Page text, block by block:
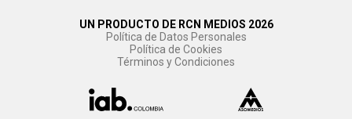
UN PRODUCTO DE RCN MEDIOS 2026
Política de Datos Personales
Política de Cookies
Términos y Condiciones